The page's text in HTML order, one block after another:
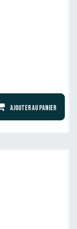
Ajouter au panier